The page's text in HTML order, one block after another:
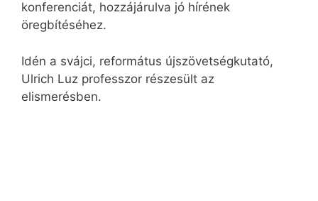
konferenciát, hozzájárulva jó hírének
öregbítéséhez.
Idén a svájci, református újszövetségkutató,
Ulrich Luz professzor részesült az
elismerésben.